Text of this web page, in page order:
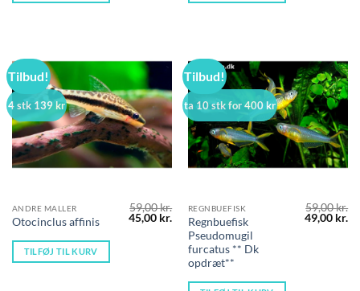
Tilbud!
4 stk 139 kr
ANDRE MALLER
Otocinclus affinis
59,00kr.
Den
oprindelige
45,00 kr. Den
aktuelle
pris
45,00 kr..
TILFØJ TIL KURV
Tilbud!
ta 10 stk for 400 kr
REGNBUEFISK
Regnbuefisk
Pseudomugil
furcatus ** Dk
opdræt**
59,00kr.
Den
49,00 kr.